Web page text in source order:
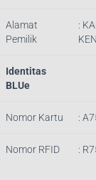
Alamat
Pemilik
:
Identitas
BLUe
Nomor Kartu :
Nomor RFID :